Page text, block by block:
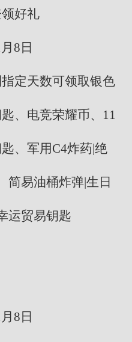
好礼
8日
定天数可领取银色
、电竞荣耀币、11
、军用C4炸药|绝
简易油桶炸弹|生日
运贸易钥匙
8日